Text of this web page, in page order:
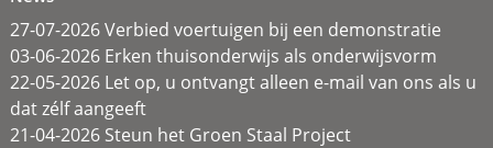
27-07-2026 Verbied voertuigen bij een demonstratie
03-06-2026 Erken thuisonderwijs als onderwijsvorm
22-05-2026 Let op, u ontvangt alleen e-mail van ons als u
dat zélf aangeeft
21-04-2026 Steun het Groen Staal Project